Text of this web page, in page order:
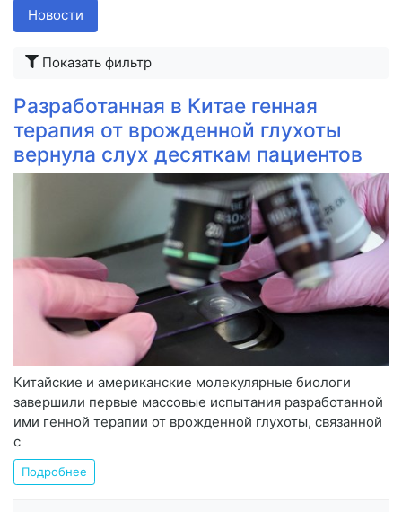
Новости
Показать фильтр
Разработанная в Китае генная
терапия от врожденной глухоты
вернула слух десяткам пациентов
Китайские и американские молекулярные биологи
завершили первые массовые испытания разработанной
ими генной терапии от врожденной глухоты, связанной
с
Подробнее